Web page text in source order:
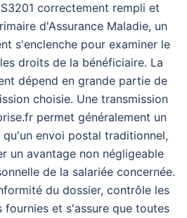
correctement rempli et
d'Assurance Maladie, un
s'enclenche pour examiner le
droits de la bénéficiaire. La
dépend en grande partie de
choisie. Une transmission
permet généralement un
envoi postal traditionnel,
un avantage non négligeable
de la salariée concernée.
du dossier, contrôle les
fournies et s'assure que toutes